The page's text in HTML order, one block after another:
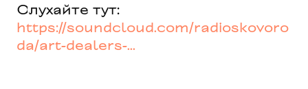
Слухайте тут:
https://soundcloud.com/radioskovoro
da/art-dealers-...